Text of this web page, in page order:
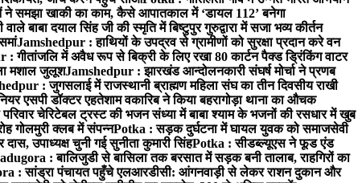
समझा खाकी का काम, कैसे आपातकाल में ‘डायल 112’ बनेगा
बाबा दयाल सिंह जी की स्मृति में बिष्टुपुर गुरुद्वारा में सजा भव्य कीर्तन
Jamshedpur : हाथियों के उपद्रव से ग्रामीणों को सुरक्षा प्रदान करे वन
गीतांजलि में अवैध रूप से बिक्री के लिए रखा 80 कार्टन पैक्ड ड्रिंकिंग वाटर
मशाल जुलूशJamshedpur : झारखंड आन्दोलनकारी संघर्ष मोर्चा ने प्रणब
: जुगसलाई में राजस्थानी ब्राह्मण महिला संघ का तीन दिवसीय राखी
एसपी डॉक्टर एहतेशाम वकारिब ने किया बहरागोड़ा थाना का औचक
चेरिटेबल ट्रस्ट की भजन संध्या में बाबा श्याम के भजनों की रसधार में खुब
गोलमुरी क्लब में संपन्नPotka : सड़क दुर्घटना में घायल युवक को समाजसेवी
उपाध्यक्ष चुनी गई सुनीता कुमारी सिंहPotka : सीडब्ल्यूएस ने फूड एंड
: बालिजुडी से बासिला तक बरसात में सड़क बनी तालाब, राहगिरों का
: सांड्रा पंचायत पहुँचे एलआरडीसी: आंगनवाड़ी से लेकर राशन दुकान और